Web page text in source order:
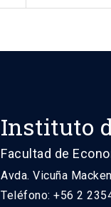
Instituto
Facultad de
Avda. Vicuña
Teléfono: +56 2